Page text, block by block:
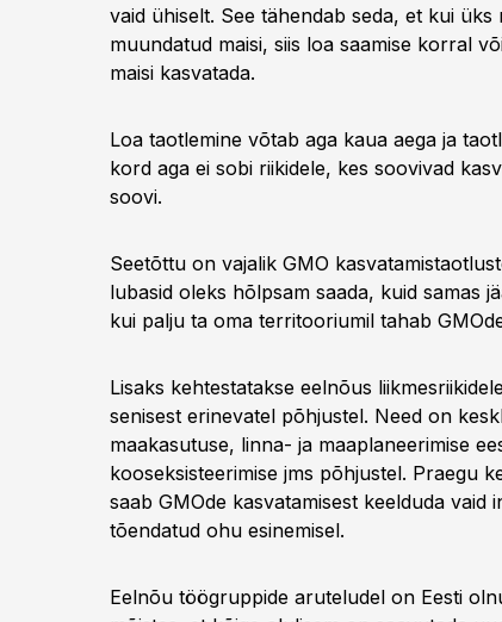
vaid ühiselt. See tähendab seda, et kui
muundatud maisi, siis loa saamise korral
maisi kasvatada.
Loa taotlemine võtab aga kaua aega ja
kord aga ei sobi riikidele, kes soovivad
soovi.
Seetõttu on vajalik GMO
lubasid oleks hõlpsam saada, kuid samas
kui palju ta oma territooriumil tahab
Lisaks kehtestatakse eelnõus
senisest erinevatel põhjustel. Need on
maakasutuse, linna- ja maaplaneerimise
kooseksisteerimise jms põhjustel. Praegu
saab GMOde kasvatamisest keelduda
tõendatud ohu esinemisel.
Eelnõu töögruppide aruteludel on Eesti